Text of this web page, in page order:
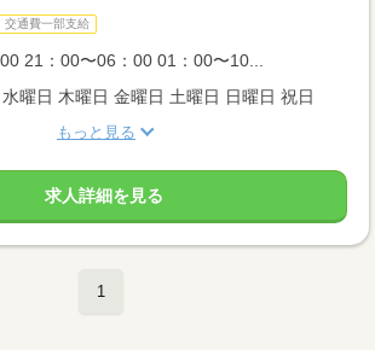
交通費一部支給
21：00〜06：00 01：00〜10...
曜日 木曜日 金曜日 土曜日 日曜日 祝日
もっと見る
求人詳細を見る
1